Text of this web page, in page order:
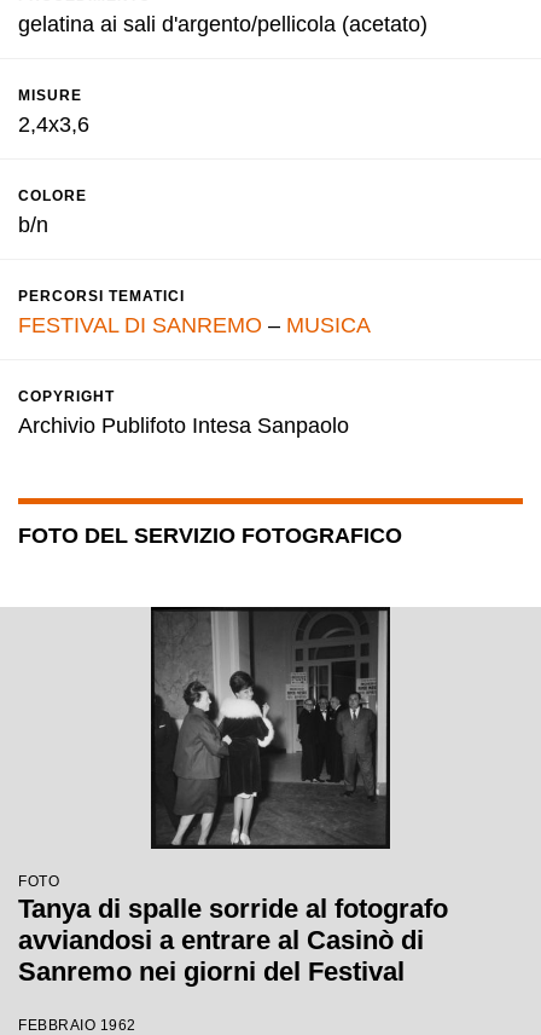
gelatina ai sali d'argento/pellicola (acetato)
MISURE
2,4x3,6
COLORE
b/n
PERCORSI TEMATICI
FESTIVAL DI SANREMO – MUSICA
COPYRIGHT
Archivio Publifoto Intesa Sanpaolo
FOTO DEL SERVIZIO FOTOGRAFICO
FOTO
Tanya di spalle sorride al fotografo
avviandosi a entrare al Casinò di
Sanremo nei giorni del Festival
FEBBRAIO 1962